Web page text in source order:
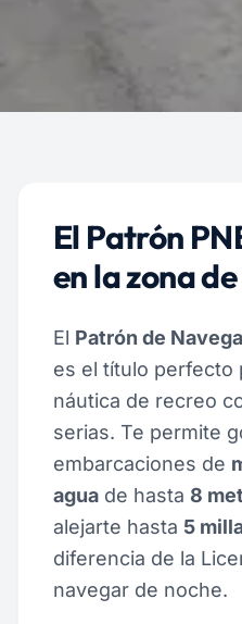
El Patrón
en la zona
El Patrón de
es el título perfecto
náutica de recreo
serias. Te permite
embarcaciones de
agua de hasta 8
alejarte hasta 5
diferencia de la
navegar de noche.